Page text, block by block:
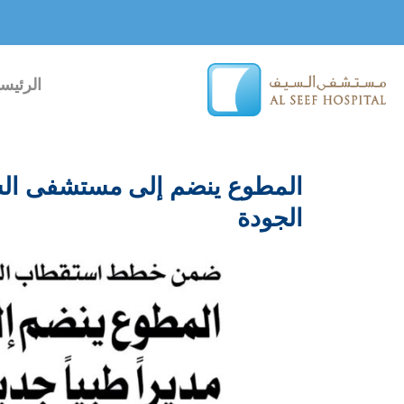
المطوع ينضم إلى مستشفى
الجودة